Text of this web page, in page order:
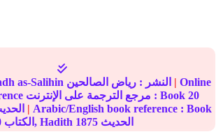
as-Salihin النشر : رياض الصالحين | Online
translation reference مرجع الترجمة على الإنترنت : Book 20
| Arabic/English book reference : Book
الكتاب, Hadith 1875 الحديث